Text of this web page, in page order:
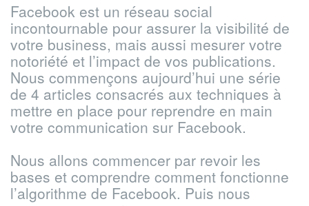
Facebook est un réseau social
incontournable pour assurer la visibilité de
votre business, mais aussi mesurer votre
notoriété et l’impact de vos publications.
Nous commençons aujourd’hui une série
de 4 articles consacrés aux techniques à
mettre en place pour reprendre en main
votre communication sur Facebook.
Nous allons commencer par revoir les
bases et comprendre comment fonctionne
l’algorithme de Facebook. Puis nous